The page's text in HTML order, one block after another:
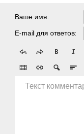
Ваше имя:
E-mail для ответов:
Текст